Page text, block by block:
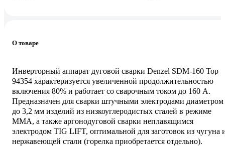
О товаре
Инверторный аппарат дуговой сварки Denzel SDM-160 Top
94354 характеризуется увеличенной продолжительностью
включения 80% и работает со сварочным током до 160 А.
Предназначен для сварки штучными электродами диаметром
до 3,2 мм изделий из низкоуглеродистых сталей в режиме
MMA, а также аргонодуговой сварки неплавящимся
электродом TIG LIFT, оптимальной для заготовок из чугуна
нержавеющей стали (горелка приобретается отдельно).